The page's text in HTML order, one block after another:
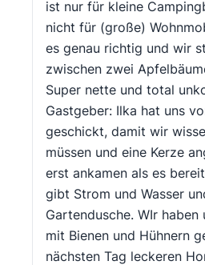
ist nur für kleine
nicht für (große)
es genau richtig und wir
zwischen zwei
Super nette und total
Gastgeber: Ilka hat uns
geschickt, damit wir
müssen und eine Kerze
erst ankamen als es
gibt Strom und Wasser
Gartendusche. WIr haben
mit Bienen und Hühnern
nächsten Tag leckeren